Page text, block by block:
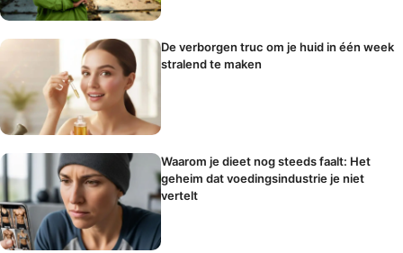
De verborgen truc om je huid in één week
stralend te maken
Waarom je dieet nog steeds faalt: Het
geheim dat voedingsindustrie je niet
vertelt